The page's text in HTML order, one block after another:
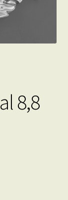
8,8